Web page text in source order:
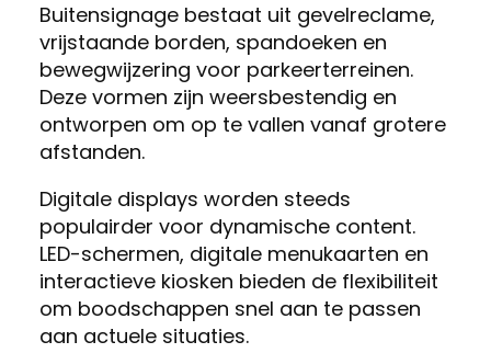
Buitensignage bestaat uit gevelreclame,
vrijstaande borden, spandoeken en
bewegwijzering voor parkeerterreinen.
Deze vormen zijn weersbestendig en
ontworpen om op te vallen vanaf grotere
afstanden.
Digitale displays worden steeds
populairder voor dynamische content.
LED-schermen, digitale menukaarten en
interactieve kiosken bieden de flexibiliteit
om boodschappen snel aan te passen
aan actuele situaties.